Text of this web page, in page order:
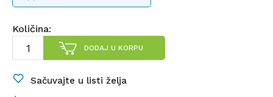
Količina:
DODAJ U KORPU
Sačuvajte u listi želja